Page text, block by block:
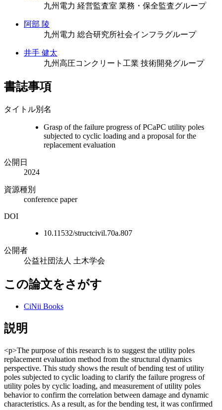
九州電力 経営監査室 業務・保全監査グループ
阿部 陵
九州電力 総合研究所社会インフラグループ
井手 健太
九州高圧コンクリート工業 技術開発グループ
書誌事項
タイトル別名
Grasp of the failure progress of PCaPC utility poles
subjected to cyclic loading and a proposal for the
replacement evaluation
公開日
2024
資源種別
conference paper
DOI
10.11532/structcivil.70a.807
公開者
公益社団法人 土木学会
この論文をさがす
CiNii Books
説明
<p>The purpose of this research is to suggest the utility poles
replacement evaluation method from the structural dynamics
perspective. This study shows the result of bending test of utility
poles subjected to cyclic loading to clarify the failure progress of
utility poles by cyclic loading, and measurement of utility poles
behavior to confirm the correlation between damage and dynamic
characteristics. As a result, as for the bending test, it was confirmed